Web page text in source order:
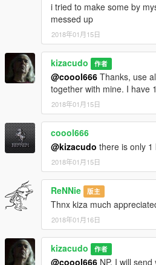
i tried to make some by
messed up
2018年01月15日
kizacudo 作者
@coool666 Thanks, use
together with mine. I have
2018年01月15日
coool666
@kizacudo there is only 1
2018年01月15日
ReNNie 版主
Thnx kiza much
2018年01月16日
kizacudo 作者
@coool666 NP. I will